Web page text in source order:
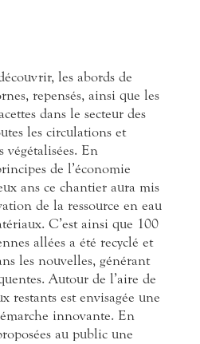
les abords de
repensés, ainsi que les
dans le secteur des
les circulations et
végétalisées. En
de l’économie
ans ce chantier aura mis
de la ressource en eau
C’est ainsi que 100
allées a été recyclé et
les nouvelles, générant
Autour de l’aire de
restants est envisagée une
innovante. En
au public une